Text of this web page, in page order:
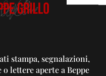
stampa, segnalazioni,
lettere aperte a Beppe